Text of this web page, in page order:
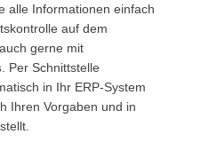
alle Informationen einfach
auf dem
gerne mit
Per Schnittstelle
in Ihr ERP-System
Ihren Vorgaben und in